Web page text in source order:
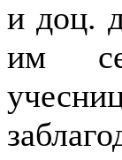
и доц.
им